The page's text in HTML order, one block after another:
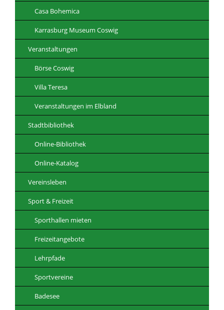
Casa Bohemica
Karrasburg Museum Coswig
Veranstaltungen
Börse Coswig
Villa Teresa
Veranstaltungen im Elbland
Stadtbibliothek
Online-Bibliothek
Online-Katalog
Vereinsleben
Sport & Freizeit
Sporthallen mieten
Freizeitangebote
Lehrpfade
Sportvereine
Badesee